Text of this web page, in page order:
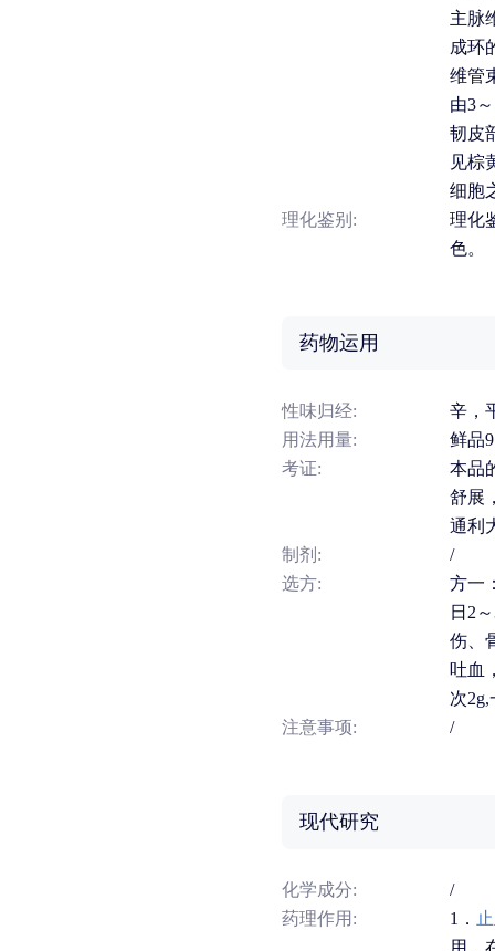
主脉
成环
维管
由3
韧皮
见棕
细胞
理化鉴别:
理化
色。
药物运用
性味归经:
辛，
用法用量:
鲜品
考证:
本品
舒展
通利
制剂:
/
选方:
方一
日2
伤、
吐血
次
注意事项:
/
现代研究
化学成分:
/
药理作用:
1．
用。